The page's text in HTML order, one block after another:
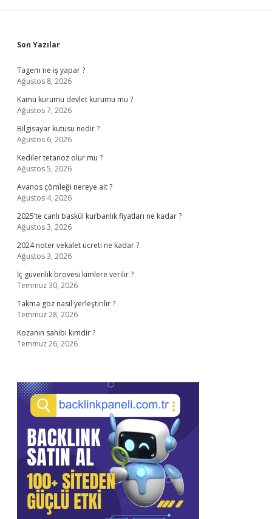
Sidebar
Son Yazılar
Tagem ne iş yapar ?
Ağustos 8, 2026
Kamu kurumu devlet kurumu mu ?
Ağustos 7, 2026
Bilgisayar kutusu nedir ?
Ağustos 6, 2026
Kediler tetanoz olur mu ?
Ağustos 5, 2026
Avanos çömleği nereye ait ?
Ağustos 4, 2026
2025’te canlı baskül kurbanlık fiyatları ne kadar ?
Ağustos 3, 2026
2024 noter vekalet ücreti ne kadar ?
Ağustos 3, 2026
İç güvenlik brovesi kimlere verilir ?
Temmuz 30, 2026
Takma göz nasıl yerleştirilir ?
Temmuz 28, 2026
Kozanın sahibi kimdir ?
Temmuz 26, 2026